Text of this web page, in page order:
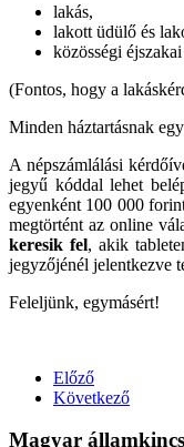
lakás,
lakott üdülő és
közösségi
(Fontos, hogy a
Minden háztartásnak
A népszámlálási
jegyű kóddal lehet
egyenként 100 000
megtörtént az online
keresik fel, akik
jegyzőjénél jelentkezve
Feleljünk, egymásért!
Előző
Következő
Magyar